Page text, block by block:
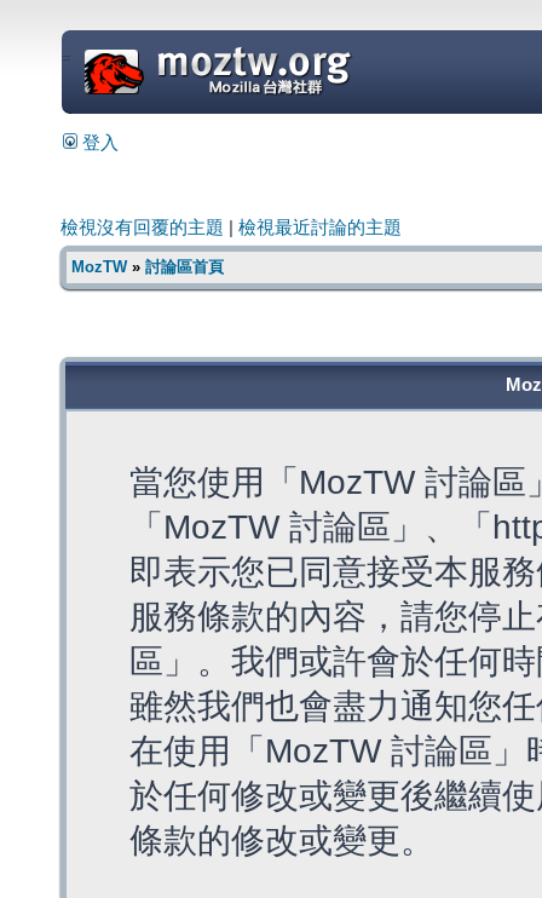
=
登入
檢視沒有回覆的主題 檢視最近討論的主題
MozTW» 討論區首頁
當您使用「MozTW 討論
「MozTW 討論區」、「
即表示您已同意接受本服
服務條款的內容，請您停
區」。我們或許會於任何
雖然我們也會盡力通知您
在使用「MozTW 討論區
於任何修改或變更後繼續
條款的修改或變更。